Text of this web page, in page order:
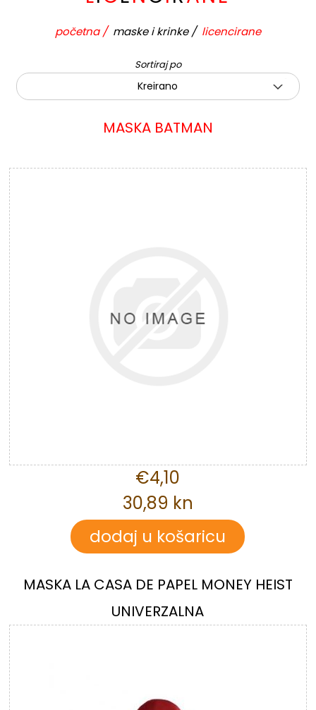
početna / maske i krinke / licencirane
Sortiraj po
Kreirano
MASKA BATMAN
€4,10
30,89 kn
MASKA LA CASA DE PAPEL MONEY HEIST
UNIVERZALNA